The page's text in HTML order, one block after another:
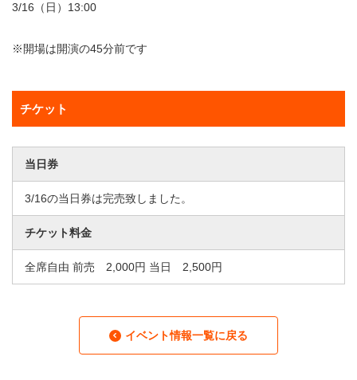
3/16（日）13:00
※開場は開演の45分前です
チケット
当日券
3/16の当日券は完売致しました。
チケット料金
全席自由 前売 2,000円 当日 2,500円
イベント情報一覧に戻る